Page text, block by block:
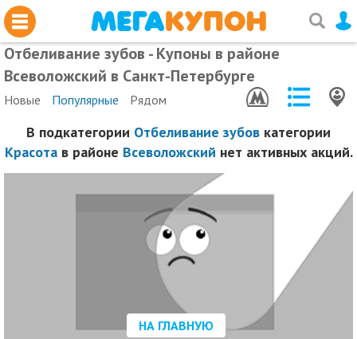
Отбеливание зубов - Купоны в районе
Всеволожский в Санкт-Петербурге
Новые Популярные Рядом
В подкатегории Отбеливание зубов категории
Красотав районе Всеволожский нет активных акций.
НА ГЛАВНУЮ